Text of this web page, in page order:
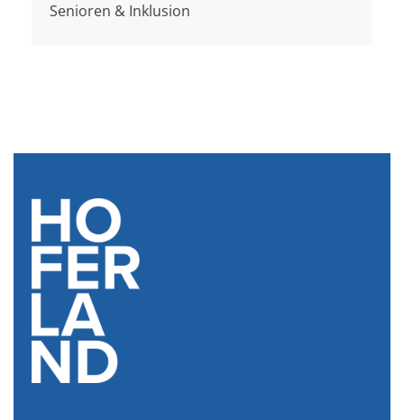
Senioren & Inklusion